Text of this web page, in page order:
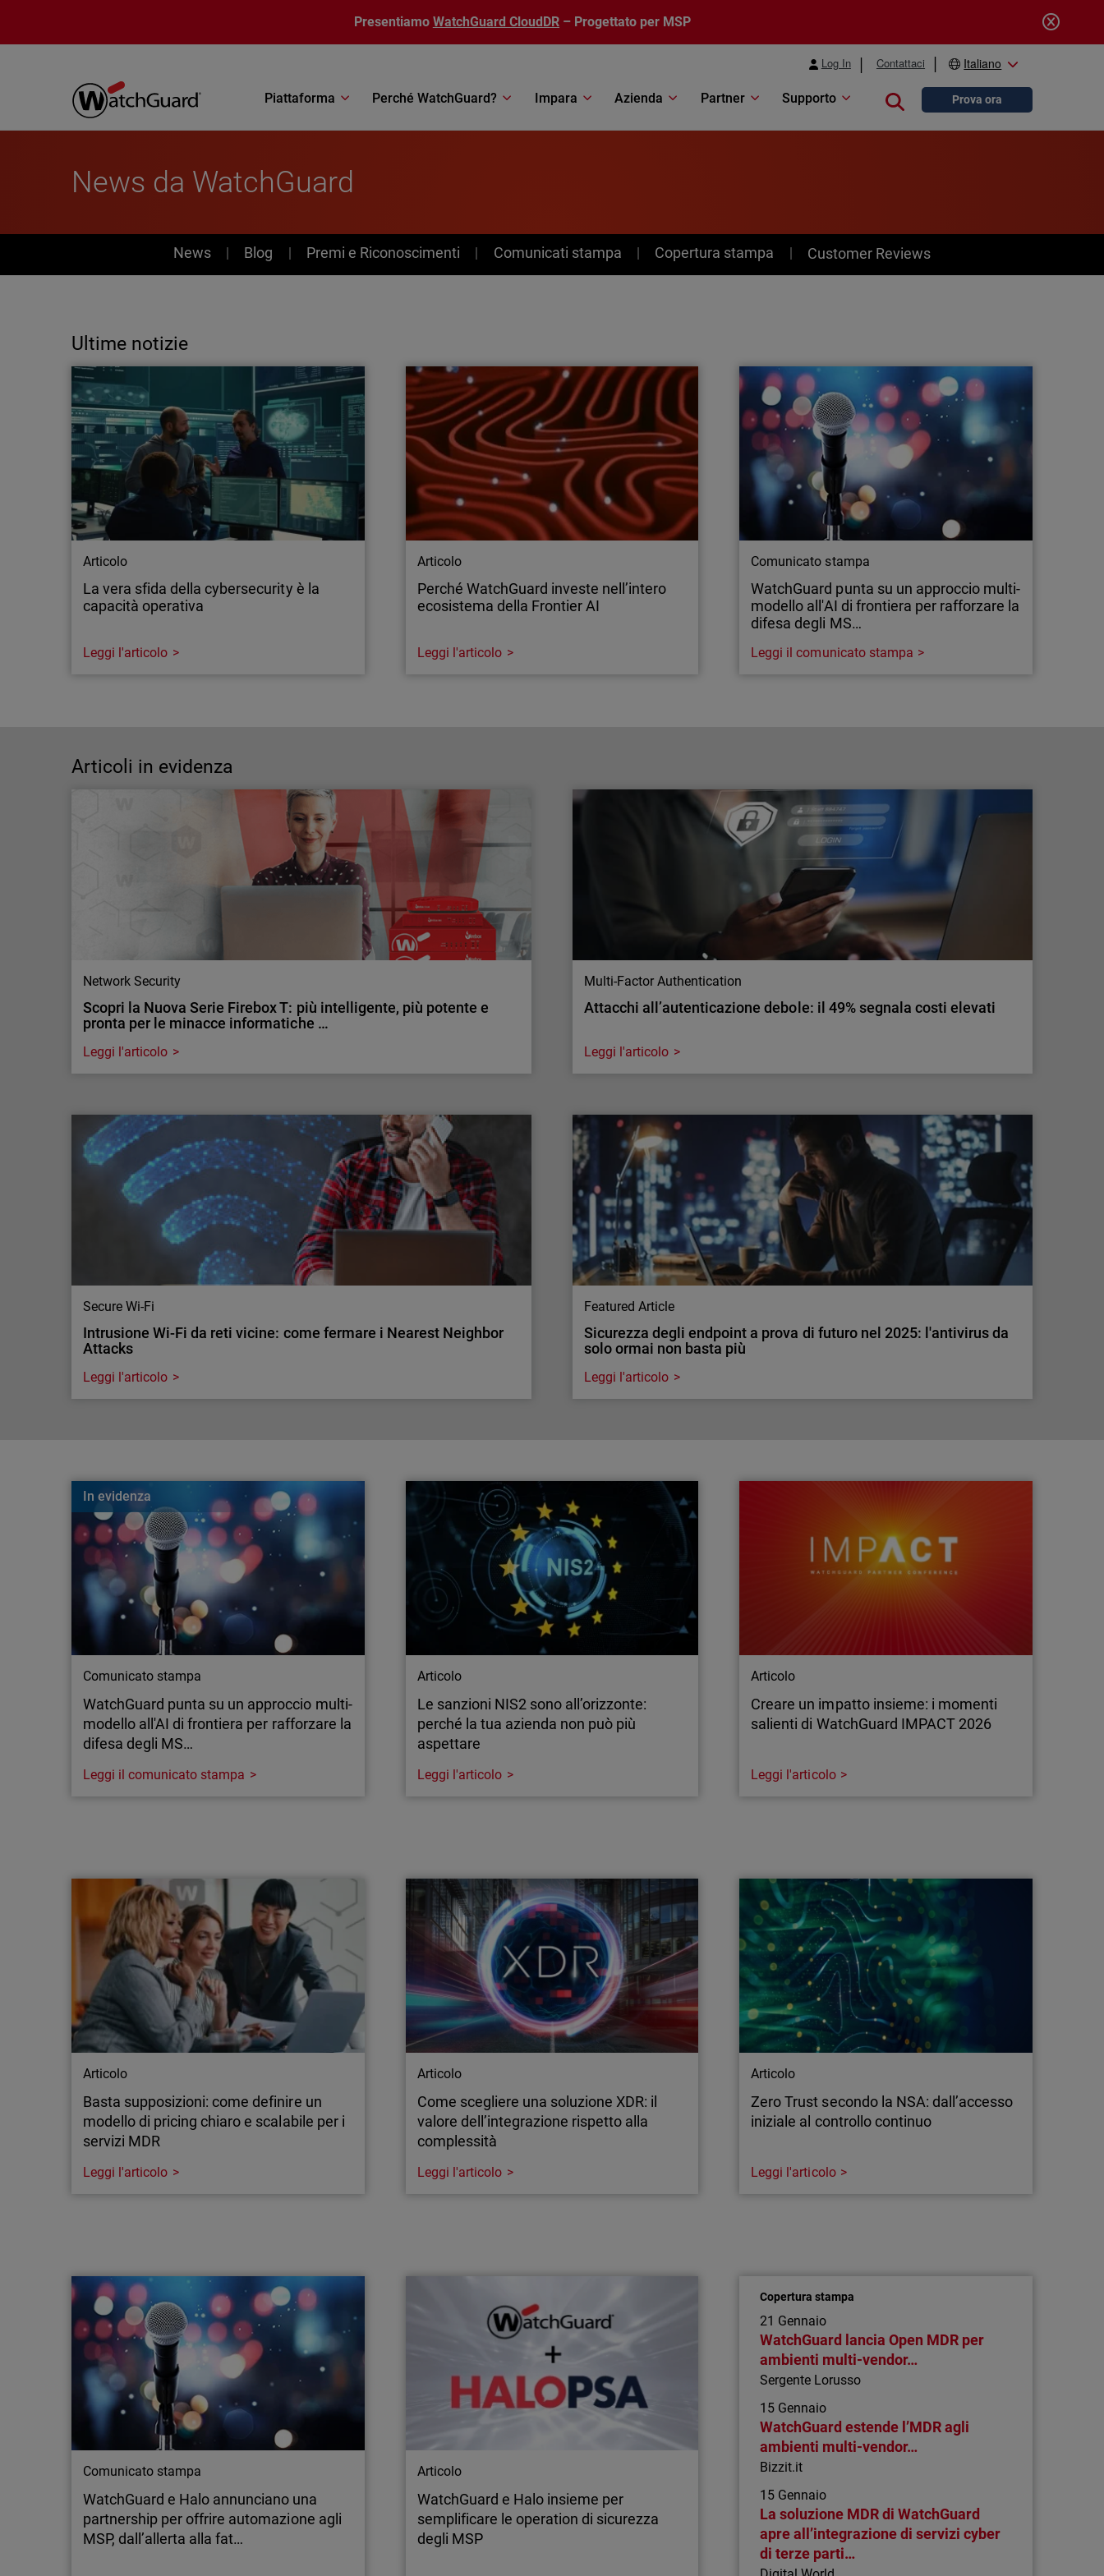
Presentiamo WatchGuard CloudDR – Progettato per MSP
Log In Contattaci Italiano
Piattaforma Perché WatchGuard? Impara Azienda Partner Supporto Close searchProva ora
News da WatchGuard
News
News Blog Premi e Riconoscimenti Comunicati stampa Copertura stampa Customer Reviews
Ultime notizie
Articolo
La vera sfida della cybersecurity è la
capacità operativa
La capacità operativa sta diventando la nuova
sfida della cybersecurity. Analizziamo le
ragioni di questo cambiamento e come
Leggi l'articolo
Articolo
Perché WatchGuard investe nell’intero
ecosistema della Frontier AI
WatchGuard fornisce strumenti di intelligenza
artificiale all'avanguardia per le nuove
minacce informatiche.
Leggi l'articolo
Comunicato stampa
WatchGuard punta su un approccio multi-
modello all'AI di frontiera per rafforzare la
difesa degli MS…
Technologies, leader globale nella
cybersecurity unificata per gli MSP, ha
annunciato nuovi investimenti nell'
intelligenza artificiale di frontiera applicata
alla sicurezza delle applicazioni, ampliando
l'accesso alle funzionalità avanzate offerte
sia da OpenAI…
Leggi il comunicato stampa
Articoli in evidenza
Network Security
Scopri la Nuova Serie Firebox T: più intelligente, più potente e
pronta per le minacce informatiche …
Scopri la Nuova Serie Firebox T: più intelligente, più potente e
pronta per le minacce informatiche …
I nuovi firewall tabletop di WatchGuard offrono rilevamento delle minacce
basato sull’Intelligenza Artificiale, prestazioni elevate e sicurezza scalabile
per MSP e PMI che devono affrontare minacce informatiche concrete.
Leggi l'articolo
Multi-Factor Authentication
Attacchi all’autenticazione debole: il 49% segnala costi elevati
Attacchi all’autenticazione debole: il 49% segnala costi elevati
Il tasso di adozione della MFA nelle PMI è basso e pone un alto rischio.
Ecco come convincere i clienti ad adottare questa soluzione.
Leggi l'articolo
Secure Wi-Fi
Intrusione Wi-Fi da reti vicine: come fermare i Nearest Neighbor
Attacks
Cos’è un Nearest Neighbor Attack? Scopri come questa minaccia può
colpire le aziende e come proteggere la tua rete Wi-Fi dalle reti adiacenti.
Leggi l'articolo
Featured Article
Sicurezza degli endpoint a prova di futuro nel 2025: l'antivirus da
solo ormai non basta più
Le difese statiche non riescono a tenere il passo. Nel 2025, la sicurezza
degli endpoint dovrà essere basata sull'intelligenza artificiale, adattiva,
allineata a Zero Trust e progettata per rispondere alle esigenze di
conformità e gestione delle minacce in tempo reale.
Leggi l'articolo
In evidenza
Comunicato stampa
WatchGuard punta su un approccio multi-
modello all'AI di frontiera per rafforzare la
difesa degli MS…
difesa degli MS…
Milano, 21 luglio 2026 - WatchGuard®
Technologies, leader globale nella
cybersecurity unificata per gli MSP, ha
annunciato nuovi investimenti nell'
intelligenza artificiale di frontiera applicata
alla sicurezza delle applicazioni, ampliando
l'accesso alle funzionalità avanzate offerte
sia da OpenAI…
Leggi il comunicato stampa
Articolo
Le sanzioni NIS2 sono all’orizzonte:
perché la tua azienda non può più
aspettare
aspettare
Scopri quali aziende rientrano nella NIS2, il
gap di preparazione e come rafforzare la
cybersecurity per evitare sanzioni per non
conformità.
Leggi l'articolo
Articolo
Creare un impatto insieme: i momenti
salienti di WatchGuard IMPACT 2026
L’evento globale WatchGuard IMPACT riunisce
partner di diverse regioni per promuovere
crescita, innovazione e collaborazione
attraverso insight, networking e premi.
Leggi l'articolo
Articolo
Basta supposizioni: come definire un
modello di pricing chiaro e scalabile per i
servizi MDR
servizi MDR
Molti managed service provider riconoscono il
valore dei servizi MDR, sia per i propri clienti
sia per il proprio business. Tuttavia, si trovano
spesso di fronte a un ostacolo ricorrente che
rallenta l’adozione: come costruire un modello
di pricing chiaro, sostenibile e scalabile.
Domande come “Devo…
Leggi l'articolo
Articolo
Come scegliere una soluzione XDR: il
valore dell’integrazione rispetto alla
complessità
Scopri come scegliere una XDR efficace
privilegiando integrazione e semplicità
rispetto alla complessità di strumenti multipli.
Leggi l'articolo
Articolo
Zero Trust secondo la NSA: dall’accesso
iniziale al controllo continuo
Ridurre il rischio in un modello zero trust
della sessione. La tua strategia prevede una
validazione continua?
Leggi l'articolo
Comunicato stampa
WatchGuard e Halo annunciano una
partnership per offrire automazione agli
MSP, dall’allerta alla fat…
Articolo
WatchGuard e Halo insieme per
semplificare le operation di sicurezza
degli MSP
Copertura stampa
21 Gennaio
WatchGuard lancia Open MDR per
ambienti multi-vendor…
Sergente Lorusso
15 Gennaio
WatchGuard estende l’MDR agli
ambienti multi-vendor…
Bizzit.it
15 Gennaio
La soluzione MDR di WatchGuard
apre all’integrazione di servizi cyber
di terze parti…